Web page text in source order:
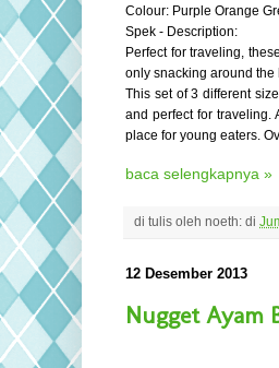
Colour: Purple Orange
Spek - Description:
Perfect for traveling,
only snacking around the
This set of 3 different
and perfect for traveling.
place for young eaters.
baca selengkapnya »
di tulis oleh noeth: di
12 Desember 2013
Nugget Ayam